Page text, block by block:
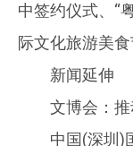
中签约仪式、“
际文化旅游美食
新闻延伸
文博会：推
中国(深圳)国